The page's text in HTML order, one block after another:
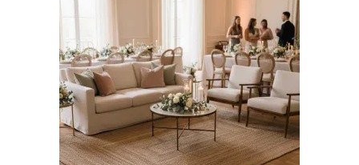
AJOUTER AU DEVIS